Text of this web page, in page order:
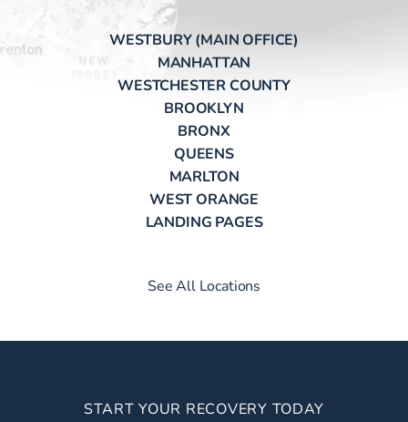
WESTBURY (MAIN OFFICE)
MANHATTAN
WESTCHESTER COUNTY
BROOKLYN
BRONX
QUEENS
MARLTON
WEST ORANGE
LANDING PAGES
See All Locations
START YOUR RECOVERY TODAY